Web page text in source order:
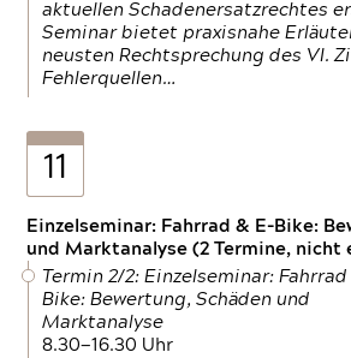
aktuellen Schadenersatzrechtes
Seminar bietet praxisnahe
neusten Rechtsprechung des VI.
Fehlerquellen…
11
Einzelseminar: Fahrrad & E-Bike:
und Marktanalyse (2 Termine, nicht
Termin 2/2: Einzelseminar: Fahrrad
Bike: Bewertung, Schäden und
Marktanalyse
8.30—16.30 Uhr